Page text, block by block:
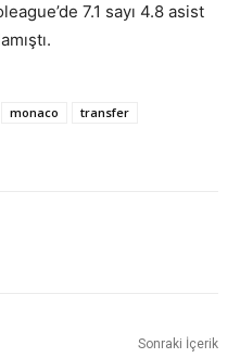
7.1 sayı 4.8 asist
monaco
transfer
Sonraki İçerik